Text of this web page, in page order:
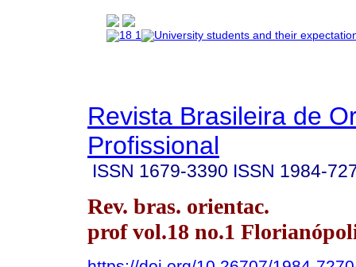
Revista Brasileira de
Profissional
ISSN 1679-3390 ISSN 1984-
Rev. bras. orientac.
prof vol.18 no.1